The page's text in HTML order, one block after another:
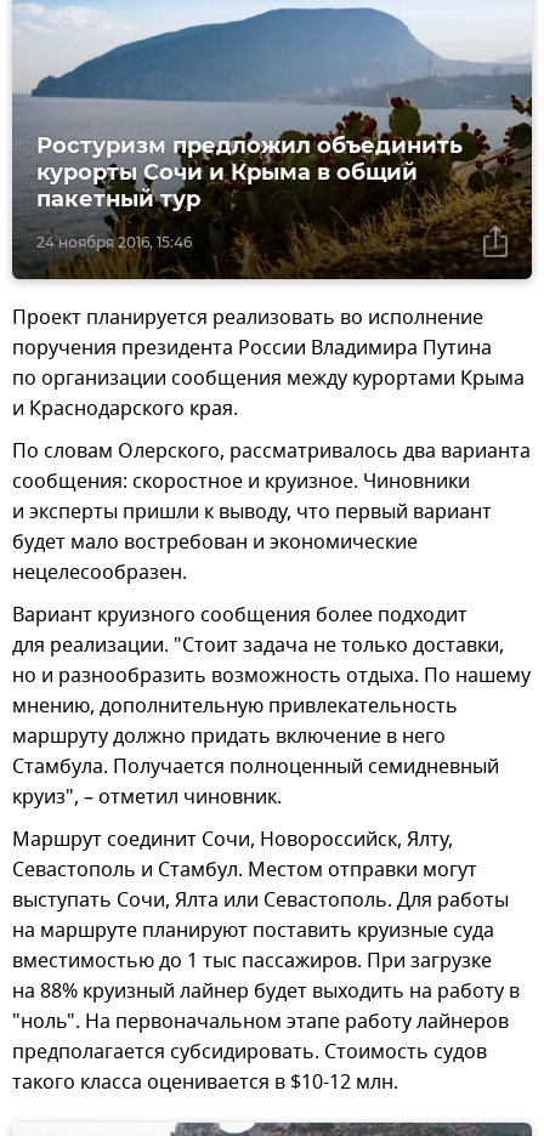
24 ноября 2016, 15:46
Ростуризм предложил объединить
курорты Сочи и Крыма в общий
пакетный тур
Проект планируется реализовать во исполнение
поручения президента России Владимира Путина
по организации сообщения между курортами Крыма
и Краснодарского края.
По словам Олерского, рассматривалось два варианта
сообщения: скоростное и круизное. Чиновники
и эксперты пришли к выводу, что первый вариант
будет мало востребован и экономические
нецелесообразен.
Вариант круизного сообщения более подходит
для реализации. "Стоит задача не только доставки,
но и разнообразить возможность отдыха. По нашему
мнению, дополнительную привлекательность
маршруту должно придать включение в него
Стамбула. Получается полноценный семидневный
круиз", – отметил чиновник.
Маршрут соединит Сочи, Новороссийск, Ялту,
Севастополь и Стамбул. Местом отправки могут
выступать Сочи, Ялта или Севастополь. Для работы
на маршруте планируют поставить круизные суда
вместимостью до 1 тыс пассажиров. При загрузке
на 88% круизный лайнер будет выходить на работу в
"ноль". На первоначальном этапе работу лайнеров
предполагается субсидировать. Стоимость судов
такого класса оценивается в $10-12 млн.